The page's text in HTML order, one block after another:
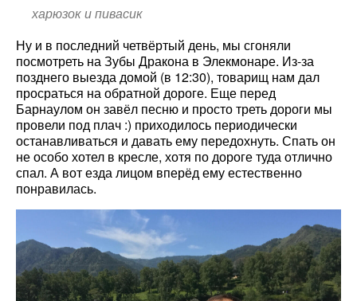
харюзок и пивасик
Ну и в последний четвёртый день, мы сгоняли
посмотреть на Зубы Дракона в Элекмонаре. Из-за
позднего выезда домой (в 12:30), товарищ нам дал
просраться на обратной дороге. Еще перед
Барнаулом он завёл песню и просто треть дороги мы
провели под плач :) приходилось периодически
останавливаться и давать ему передохнуть. Спать он
не особо хотел в кресле, хотя по дороге туда отлично
спал. А вот езда лицом вперёд ему естественно
понравилась.